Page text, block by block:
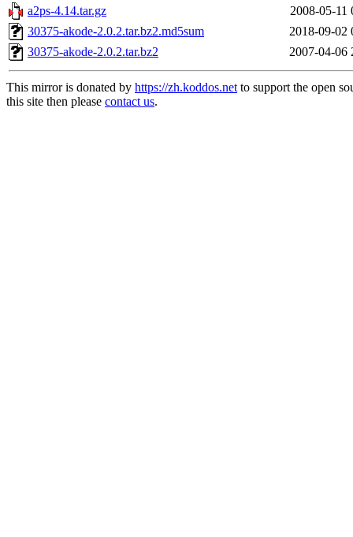
a2ps-4.14.tar.gz
2008-05-11
30375-akode-2.0.2.tar.bz2.md5sum
2018-09-02
30375-akode-2.0.2.tar.bz2
2007-04-06
This mirror is donated by https://zh.koddos.netto support the open
this site then please contact us.